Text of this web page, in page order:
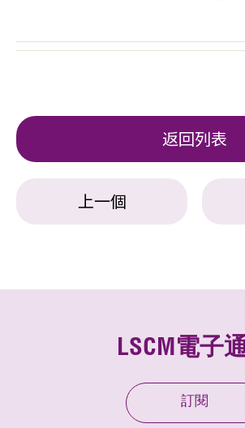
返回列表
上一個
LSCM電子
訂閱